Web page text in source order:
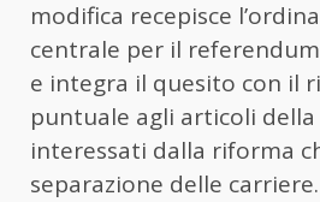
modifica recepisce
centrale per il
e integra il quesito con il
puntuale agli articoli
interessati dalla riforma
separazione delle carriere.